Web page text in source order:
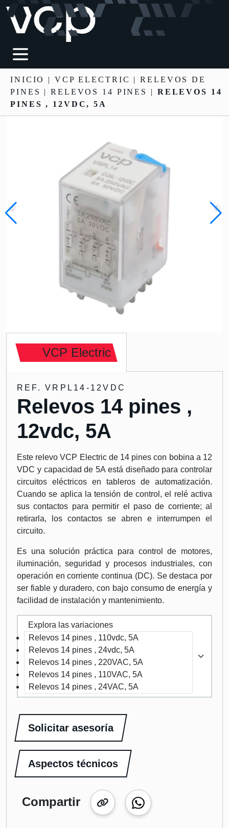
INICIO | VCP ELECTRIC |RELEVOS DE
PINES
| RELEVOS 14 PINES | RELEVOS 14
PINES , 12VDC, 5A
VCP Electric
REF. VRPL14-12VDC
Relevos 14 pines ,
12vdc, 5A
Este relevo VCP Electric de 14 pines con bobina a 12
VDC y capacidad de 5A está diseñado para controlar
circuitos eléctricos en tableros de automatización.
Cuando se aplica la tensión de control, el relé activa
sus contactos para permitir el paso de corriente; al
retirarla, los contactos se abren e interrumpen el
circuito.
Es una solución práctica para control de motores,
iluminación, seguridad y procesos industriales, con
operación en corriente continua (DC). Se destaca por
ser fiable y duradero, con bajo consumo de energía y
facilidad de instalación y mantenimiento.
Explora las variaciones
Relevos 14 pines , 110vdc, 5A
Relevos 14 pines , 24vdc, 5A
Relevos 14 pines , 220VAC, 5A
Relevos 14 pines , 110VAC, 5A
Relevos 14 pines , 24VAC, 5A
Solicitar asesoría
Aspectos técnicos
Compartir